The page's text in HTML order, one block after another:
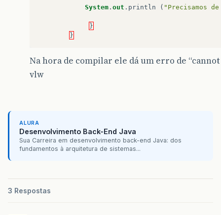
System . out . println ( "Precisamos
}
}
Na hora de compilar ele dá um erro de
vlw
ALURA
Desenvolvimento Back-End Java
Sua Carreira em desenvolvimento back-end Java: dos
fundamentos à arquitetura de sistemas...
3 Respostas